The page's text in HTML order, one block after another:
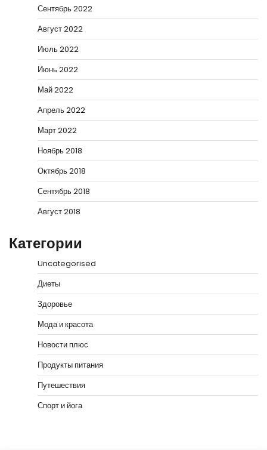
Сентябрь 2022
Август 2022
Июль 2022
Июнь 2022
Май 2022
Апрель 2022
Март 2022
Ноябрь 2018
Октябрь 2018
Сентябрь 2018
Август 2018
Категории
Uncategorised
Диеты
Здоровье
Мода и красота
Новости плюс
Продукты питания
Путешествия
Спорт и йога